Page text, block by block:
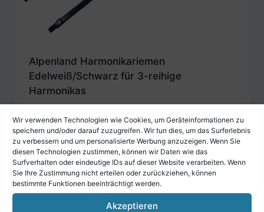
Wir verwenden Technologien wie Cookies, um Geräteinformationen zu
speichern und/oder darauf zuzugreifen. Wir tun dies, um das Surferlebnis
zu verbessern und um personalisierte Werbung anzuzeigen. Wenn Sie
diesen Technologien zustimmen, können wir Daten wie das
Surfverhalten oder eindeutige IDs auf dieser Website verarbeiten. Wenn
Sie Ihre Zustimmung nicht erteilen oder zurückziehen, können
bestimmte Funktionen beeinträchtigt werden.
Akzeptieren
Alpenland Harmonikariemen
Edelweiß/Schwarz für 3-reihige
Harmonikas